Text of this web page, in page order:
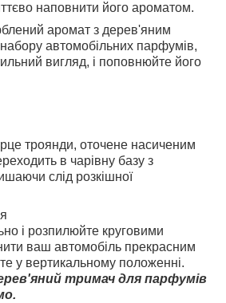
наповнити його ароматом.
аромат з дерев'яним
автомобільних парфумів,
вигляд, і поповнюйте його
троянди, оточене насиченим
в чарівну базу з
слід розкішної
і розпилюйте круговими
ваш автомобіль прекрасним
у вертикальному положенні.
тримач для парфумів